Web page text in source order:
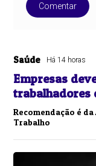
Comentar
Saúde Há 14 horas
Empresas
trabalhadores
Recomendação é
Trabalho